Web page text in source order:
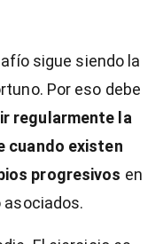
sigue siendo la
Por eso debe
regularmente la
cuando existen
progresivos en
asociados.